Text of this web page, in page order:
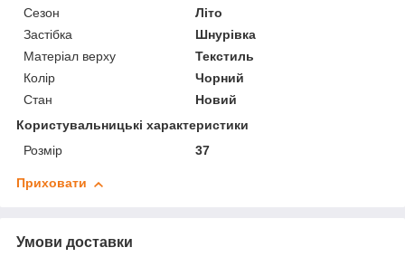
Сезон
Літо
Застібка
Шнурівка
Матеріал верху
Текстиль
Колір
Чорний
Стан
Новий
Користувальницькі характеристики
Розмір
37
Приховати
Умови доставки